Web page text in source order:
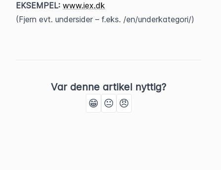
EKSEMPEL: www.iex.dk
(Fjern evt. undersider – f.eks. /en/underkategori/)
Var denne artikel nyttig?
😁 😐 😠